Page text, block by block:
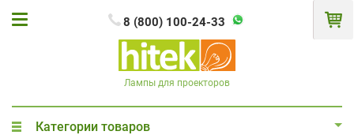
8 (800) 100-24-33
Лампы для проекторов
Категории товаров